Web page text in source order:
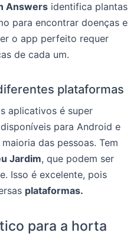
Answers identifica plantas
para encontrar doenças e
o app perfeito requer
de cada um.
plataformas
aplicativos é super
para Android e
das pessoas. Tem
Jardim, que podem ser
Isso é excelente, pois
plataformas.
para a horta